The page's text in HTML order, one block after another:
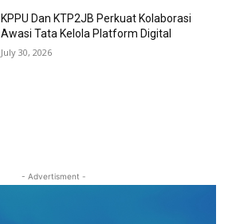
KPPU Dan KTP2JB Perkuat Kolaborasi
Awasi Tata Kelola Platform Digital
July 30, 2026
- Advertisment -